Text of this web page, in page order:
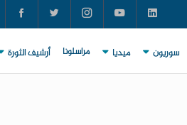
سوريون ميديا مراسلونا أرشيف الثورة